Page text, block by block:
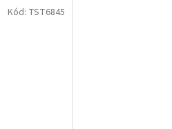
Kód: TST6845